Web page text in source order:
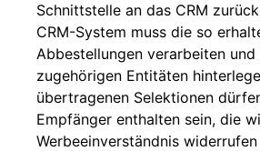
Schnittstelle an das CRM
CRM-System muss die so
Abbestellungen verarbeiten und
zugehörigen Entitäten
übertragenen Selektionen
Empfänger enthalten sein, die
Werbeeinverständnis widerrufen